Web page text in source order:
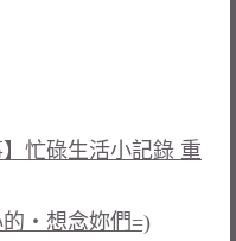
忙碌生活小記錄 重
的‧想念妳們=)